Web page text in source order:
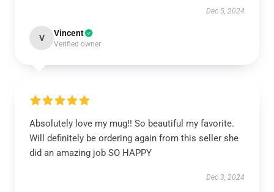
Dec 5, 2024
V Vincent
Verified owner
Absolutely love my mug!! So beautiful my favorite.
Will definitely be ordering again from this seller she
did an amazing job SO HAPPY
Dec 3, 2024